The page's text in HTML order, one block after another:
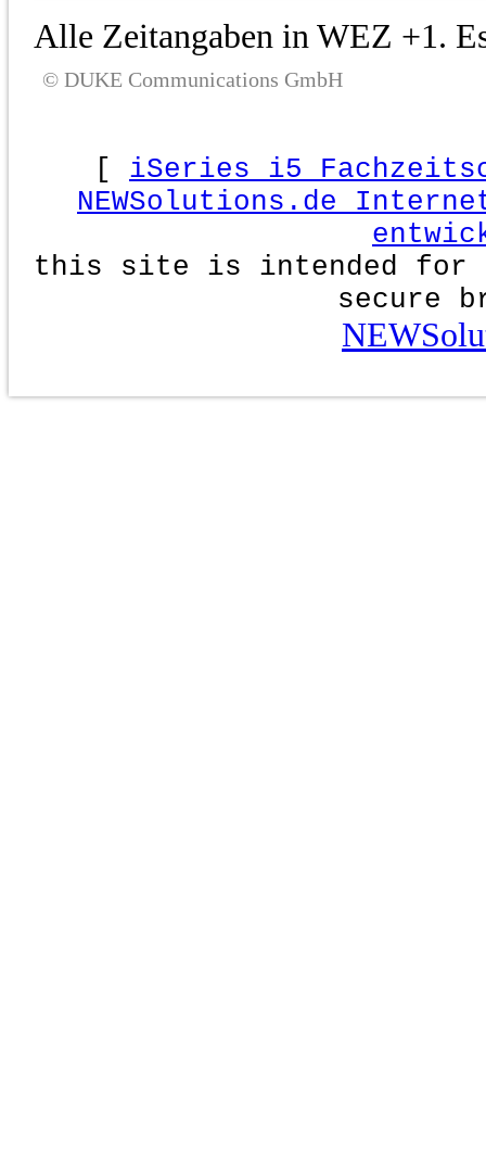
Alle Zeitangaben in WEZ +1.
© DUKE Communications GmbH
[ iSeries i5
NEWSolutions.de
this site is intended for
secure